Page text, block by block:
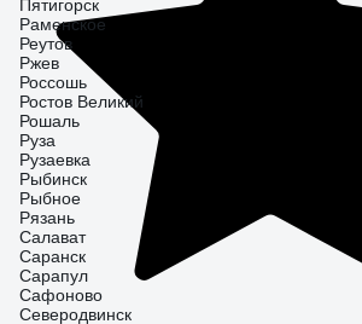
Пятигорск
Раменское
Реутов
Ржев
Россошь
Ростов Великий
Рошаль
Руза
Рузаевка
Рыбинск
Рыбное
Рязань
Салават
Саранск
Сарапул
Сафоново
Северодвинск